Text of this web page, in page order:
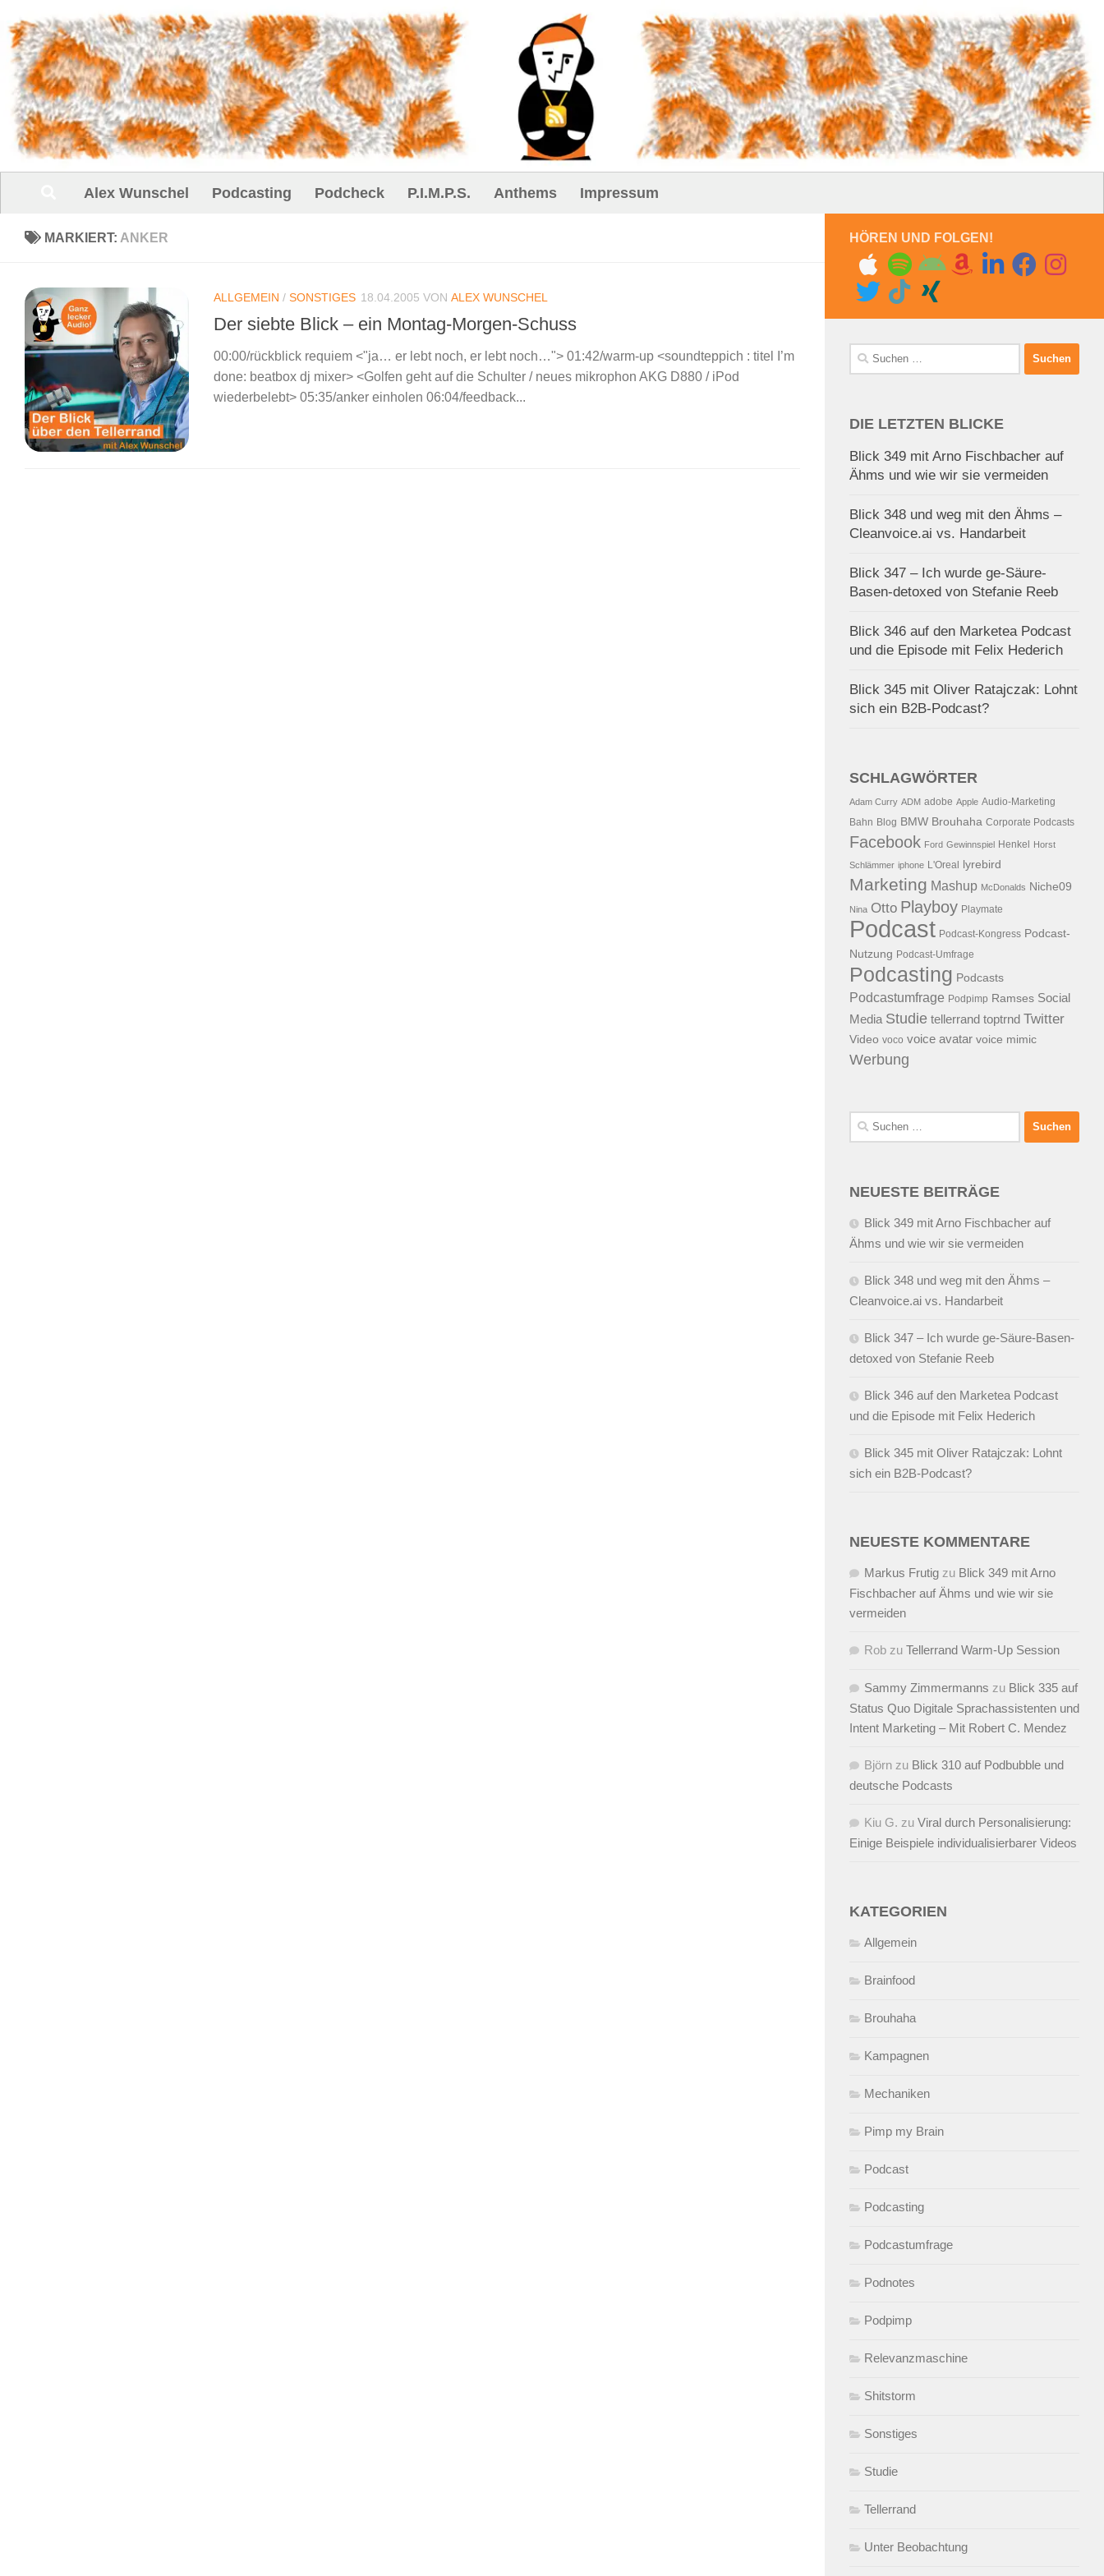
Unter dem Inhalt
Alex Wunschel Podcasting Podcheck P.I.M.P.S. Anthems Impressum
MARKIERT: ANKER
ALLGEMEIN / SONSTIGES 18.04.2005 VON ALEX WUNSCHEL
Der siebte Blick – ein Montag-Morgen-Schuss
00:00/rückblick requiem <"ja… er lebt noch, er lebt noch…"> 01:42/warm-up <soundteppich : titel I’m
done: beatbox dj mixer> <Golfen geht auf die Schulter / neues mikrophon AKG D880 / iPod
wiederbelebt> 05:35/anker einholen 06:04/feedback...
HÖREN UND FOLGEN!
Suchen
nach:
DIE LETZTEN BLICKE
Blick 349 mit Arno Fischbacher auf
Ähms und wie wir sie vermeiden
Blick 348 und weg mit den Ähms –
Cleanvoice.ai vs. Handarbeit
Blick 347 – Ich wurde ge-Säure-
Basen-detoxed von Stefanie Reeb
Blick 346 auf den Marketea Podcast
und die Episode mit Felix Hederich
Blick 345 mit Oliver Ratajczak: Lohnt
sich ein B2B-Podcast?
SCHLAGWÖRTER
Adam Curry ADM adobe Apple Audio-Marketing
Bahn Blog BMW Brouhaha Corporate Podcasts
Facebook Ford Gewinnspiel Henkel Horst
Schlämmer iphone L'Oreal lyrebird
Marketing Mashup McDonalds Niche09
Nina Otto Playboy Playmate
Podcast Podcast-Kongress Podcast-
Nutzung Podcast-Umfrage
Podcasting Podcasts
Podcastumfrage Podpimp Ramses Social
Media Studie tellerrand toptrnd Twitter
Video voco voice avatar voice mimic
Werbung
Suchen
nach:
NEUESTE BEITRÄGE
Blick 349 mit Arno Fischbacher auf
Ähms und wie wir sie vermeiden
Blick 348 und weg mit den Ähms –
Cleanvoice.ai vs. Handarbeit
Blick 347 – Ich wurde ge-Säure-Basen-
detoxed von Stefanie Reeb
Blick 346 auf den Marketea Podcast
und die Episode mit Felix Hederich
Blick 345 mit Oliver Ratajczak: Lohnt
sich ein B2B-Podcast?
NEUESTE KOMMENTARE
Markus Frutig zu Blick 349 mit Arno
Fischbacher auf Ähms und wie wir sie
vermeiden
Rob zu Tellerrand Warm-Up Session
Sammy Zimmermanns zu Blick 335 auf
Status Quo Digitale Sprachassistenten und
Intent Marketing – Mit Robert C. Mendez
Björn zu Blick 310 auf Podbubble und
deutsche Podcasts
Kiu G. zu Viral durch Personalisierung:
Einige Beispiele individualisierbarer Videos
KATEGORIEN
Allgemein
Brainfood
Brouhaha
Kampagnen
Mechaniken
Pimp my Brain
Podcast
Podcasting
Podcastumfrage
Podnotes
Podpimp
Relevanzmaschine
Shitstorm
Sonstiges
Studie
Tellerrand
Unter Beobachtung